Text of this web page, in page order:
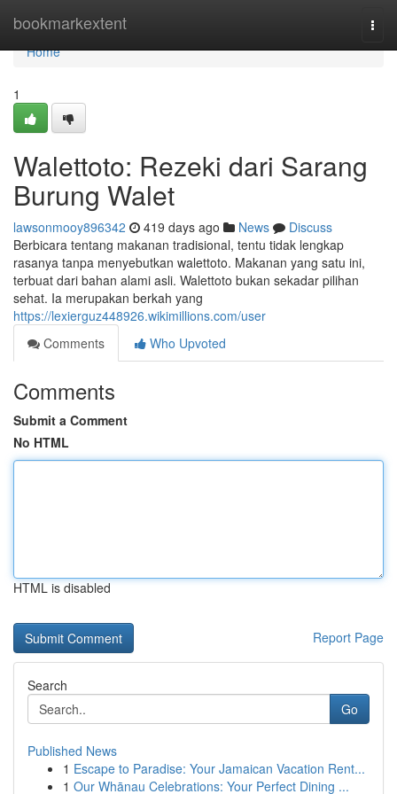
bookmarkextent
Home
Home
1
Walettoto: Rezeki dari Sarang
Burung Walet
lawsonmooy896342 419 days ago News
Discuss
Berbicara tentang makanan tradisional, tentu tidak lengkap
rasanya tanpa menyebutkan walettoto. Makanan yang satu ini,
terbuat dari bahan alami asli. Walettoto bukan sekadar pilihan
sehat. Ia merupakan berkah yang
https://lexierguz448926.wikimillions.com/user
Comments
Who Upvoted
Comments
Submit a Comment
No HTML
HTML is disabled
Report Page
Search
Go
Published News
1 Escape to Paradise: Your Jamaican Vacation Rent...
1 Our Whānau Celebrations: Your Perfect Dining ...